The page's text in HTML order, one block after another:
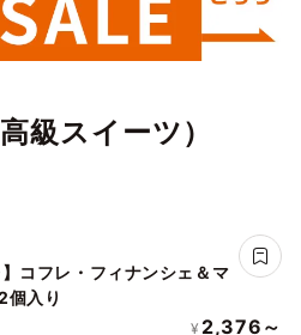
級スイーツ）
】コフレ・フィナンシェ＆マ
個入り
¥ 2,376～